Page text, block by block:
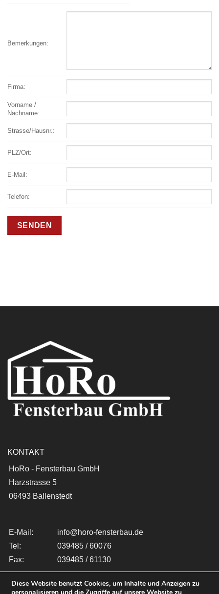
Bemerkungen:
Firma:
Vorname /
Nachname:
Strasse/Hausnr.:
PLZ/Ort:
E-Mail:
Telefon:
KONTAKT
HoRo - Fensterbau GmbH
Harzstrasse 5
06493 Ballenstedt
E-Mail:
info@horo-fensterbau.de
Tel:
039485 / 60076
Fax:
039485 / 61130
Diese Website benutzt Cookies, um Inhalte und Anzeigen zu